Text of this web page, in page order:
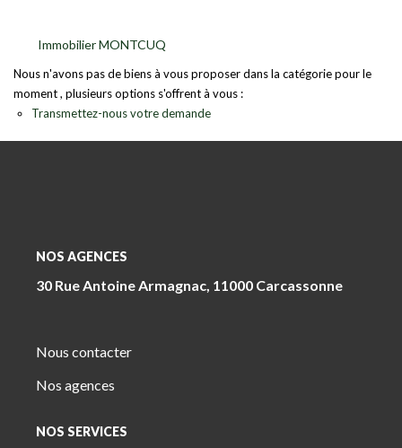
Immobilier MONTCUQ
Nous n'avons pas de biens à vous proposer dans la catégorie pour le
moment , plusieurs options s'offrent à vous :
Transmettez-nous votre demande
NOS AGENCES
30 Rue Antoine Armagnac, 11000 Carcassonne
Nous contacter
Nos agences
NOS SERVICES